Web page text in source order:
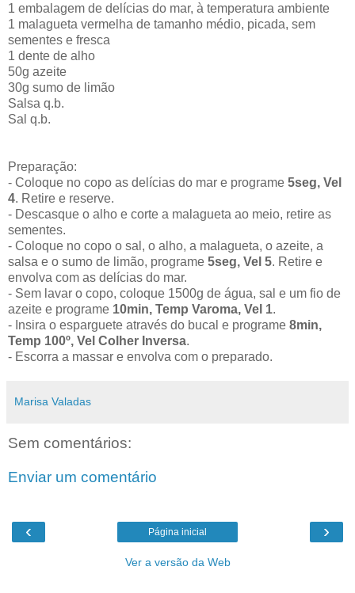
1 embalagem de delícias do mar, à temperatura ambiente
1 malagueta vermelha de tamanho médio, picada, sem
sementes e fresca
1 dente de alho
50g azeite
30g sumo de limão
Salsa q.b.
Sal q.b.
Preparação:
- Coloque no copo as delícias do mar e programe 5seg, Vel
4. Retire e reserve.
- Descasque o alho e corte a malagueta ao meio, retire as
sementes.
- Coloque no copo o sal, o alho, a malagueta, o azeite, a
salsa e o sumo de limão, programe 5seg, Vel 5. Retire e
envolva com as delícias do mar.
- Sem lavar o copo, coloque 1500g de água, sal e um fio de
azeite e programe 10min, Temp Varoma, Vel 1.
- Insira o esparguete através do bucal e programe 8min,
Temp 100º, Vel Colher Inversa.
- Escorra a massar e envolva com o preparado.
Marisa Valadas
Sem comentários:
Enviar um comentário
‹ ›
Página inicial
Ver a versão da Web